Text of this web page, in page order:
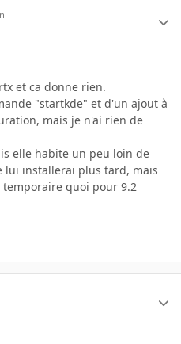
et ca donne rien.
"startkde" et d'un ajout à
mais je n'ai rien de
elle habite un peu loin de
lui installerai plus tard, mais
quoi pour 9.2